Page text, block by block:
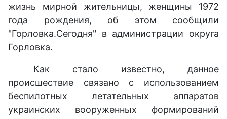
жизнь мирной жительницы, женщины 1972
года рождения, об этом сообщили
"Горловка.Сегодня" в администрации округа
Горловка.
Как стало известно, данное
происшествие связано с использованием
беспилотных летательных аппаратов
украинских вооруженных формирований